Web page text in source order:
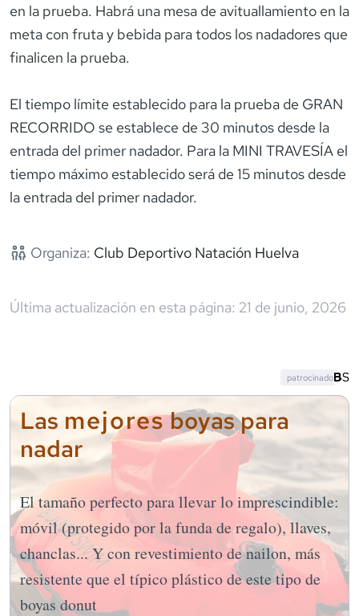
en la prueba. Habrá una mesa de avituallamiento en la
meta con fruta y bebida para todos los nadadores que
finalicen la prueba.
El tiempo límite establecido para la prueba de GRAN
RECORRIDO se establece de 30 minutos desde la
entrada del primer nadador. Para la MINI TRAVESÍA el
tiempo máximo establecido será de 15 minutos desde
la entrada del primer nadador.
Organiza: Club Deportivo Natación Huelva
Última actualización en esta página: 21 de junio, 2026
Las mejoresboyas para
nadar
El tamaño perfecto para llevar lo imprescindible:
móvil (protegido por la funda de regalo), llaves,
chanclas... Y con revestimiento de nailon, más
resistente que el típico plástico de este tipo de
boyas donut
patrocinado